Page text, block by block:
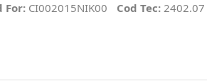
For: CI002015NIK00 Cod Tec: 2402.07